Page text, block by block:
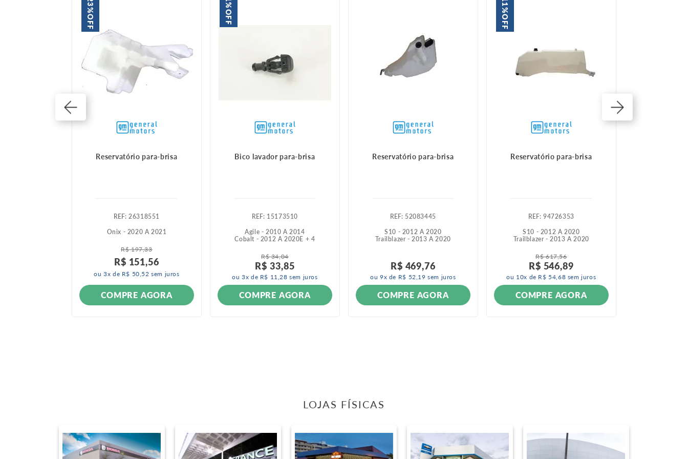
23%
OFF
Reservatório para-brisa
:26318551
Onix - 2020 A 2021
R$ 197,33
R$ 151,56
ou3x de R$ 50 52 sem juros
COMPRE AGORA
1%
OFF
Bico lavador para-brisa
: 15173510
Agile - 2010 A 2014
Cobalt - 2012 A 2020E + 4
R$ 34,04
R$ 33,85
ou3x de R$ 11 28 sem juros
COMPRE AGORA
Reservatório para-brisa
: 52083445
S10 - 2012 A 2020
Trailblazer - 2013 A 2020
R$ 469,76
ou9x de R$ 52 19 sem juros
COMPRE AGORA
11%
OFF
Reservatório para-brisa
:94726353
S10 - 2012 A 2020
Trailblazer - 2013 A 2020
R$ 617,56
R$ 546,89
ou 10x de R$ 54 ,68 sem juros
COMPRE AGORA
LOJAS FÍSICAS